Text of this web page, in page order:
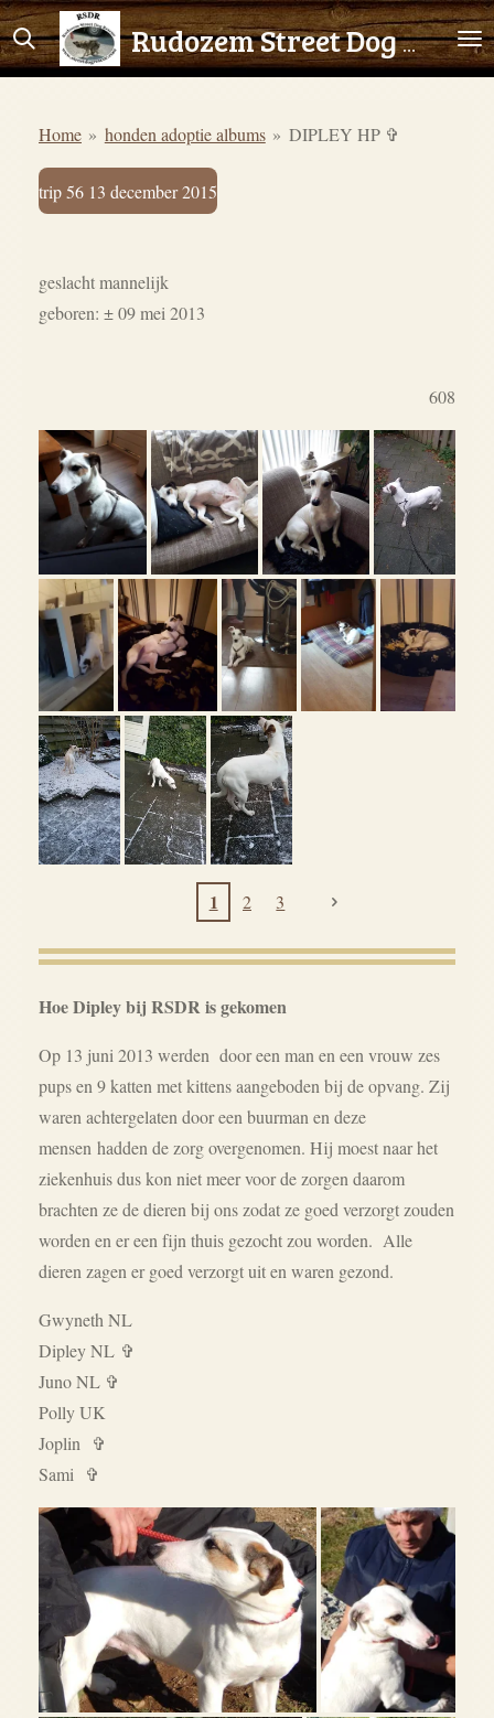
Ga
direct
hoofdinhoud
Rudozem Street Dog Rescue
Home » honden adoptie albums » DIPLEY HP ✞
trip 56 13 december 2015
geslacht mannelijk
geboren: ± 09 mei 2013
608
1 2 3
Hoe Dipley bij RSDR is gekomen
Op 13 juni 2013 werden door een man en een vrouw zes
pups en 9 katten met kittens aangeboden bij de opvang. Zij
waren achtergelaten door een buurman en deze
mensen hadden de zorg overgenomen. Hij moest naar het
ziekenhuis dus kon niet meer voor de zorgen daarom
brachten ze de dieren bij ons zodat ze goed verzorgt zouden
worden en er een fijn thuis gezocht zou worden. Alle
dieren zagen er goed verzorgt uit en waren gezond.
Gwyneth NL
Dipley NL ✞
Juno NL ✞
Polly UK
Joplin ✞
Sami ✞